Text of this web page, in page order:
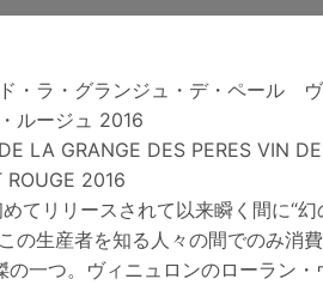
・ラ・グランジュ・デ・ペール
ルージュ 2016
LA GRANGE DES PERES VIN
ROUGE 2016
てリリースされて以来瞬く間に“
の生産者を知る人々の間でのみ消
の一つ。ヴィニュロンのローラン・